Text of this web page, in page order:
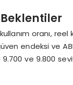
oranı,
endeksi ve
9.700 ve 9.800